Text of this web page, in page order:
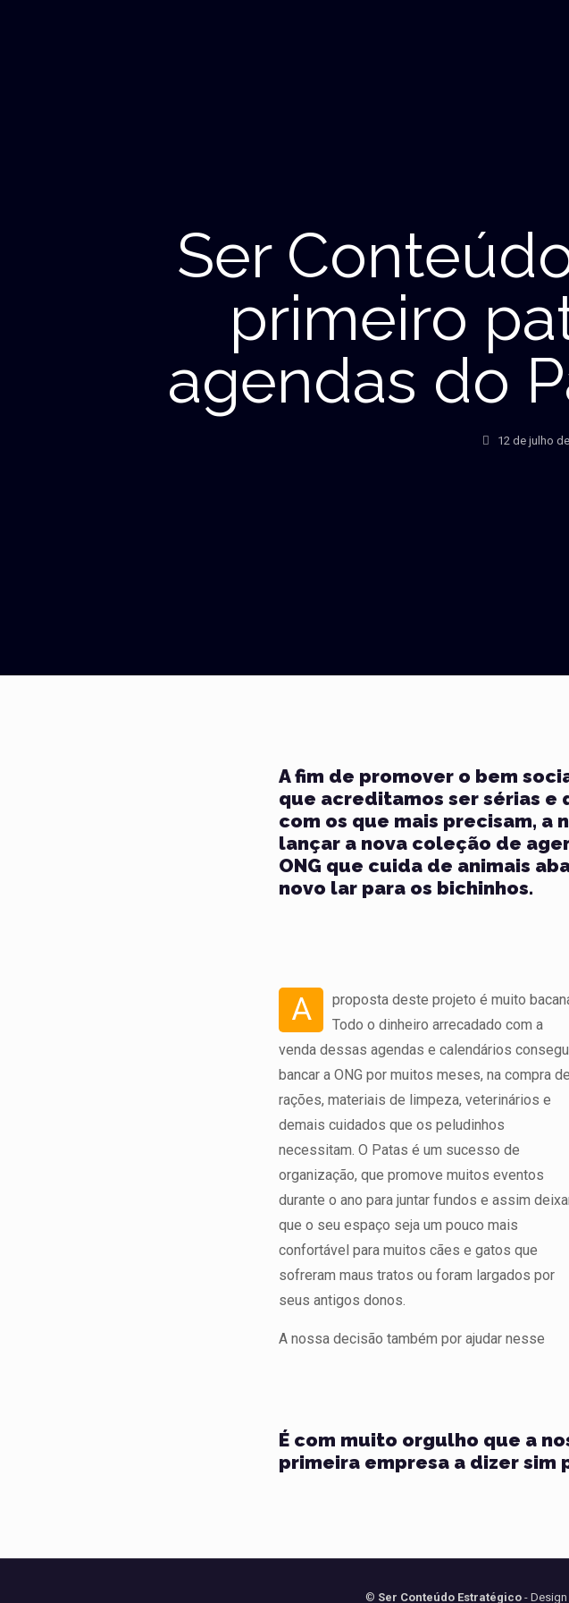
Ser
primeiro
agendas do
12 de julho
A fim de promover o bem
que acreditamos ser sérias
com os que mais precisam, a
lançar a nova coleção de
ONG que cuida de animais
novo lar para os bichinhos.
A
proposta deste projeto é muito
Todo o dinheiro arrecadado com a
venda dessas agendas e calendários
bancar a ONG por muitos meses, na compra de
rações, materiais de limpeza, veterinários e
demais cuidados que os peludinhos
necessitam. O Patas é um sucesso de
organização, que promove muitos eventos
durante o ano para juntar fundos e assim
que o seu espaço seja um pouco mais
confortável para muitos cães e gatos que
sofreram maus tratos ou foram largados por
seus antigos donos.
A nossa decisão também por ajudar nesse
É com muito orgulho que a
primeira empresa a dizer sim
© Ser Conteúdo Estratégico- Design